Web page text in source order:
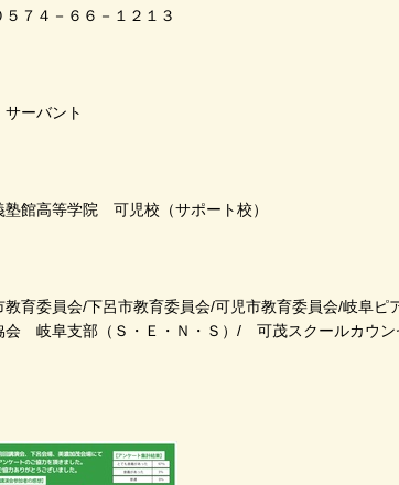
７４－６６－１２１３
ーバント
塾館高等学院 可児校（サポート校）
教育委員会/下呂市教育委員会/可児市教育委員会/岐阜ピ
会 岐阜支部（Ｓ・Ｅ・Ｎ・Ｓ）/ 可茂スクールカウン